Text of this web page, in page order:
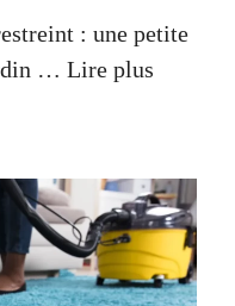
: une petite
… Lire plus